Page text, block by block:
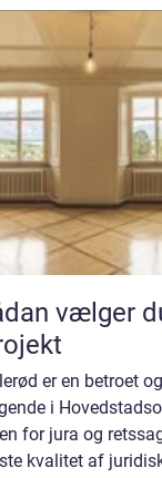
er en betroet
i
for jura og
kvalitet af